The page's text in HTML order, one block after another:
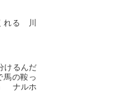
れる 川
るんだ
の鞍っ
ナルホ